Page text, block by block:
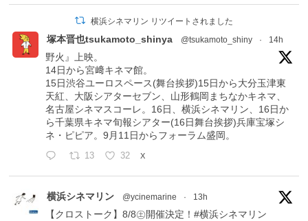
横浜シネマリン リツイートされました
塚本晋也tsukamoto_shinya @tsukamoto_shiny · 14h
野火』上映。
14日から宮﨑キネマ館。
15日渋谷ユーロスペース(舞台挨拶)15日から大分玉津東
天紅、大阪シアターセブン、山形鶴岡まちなかキネマ、
名古屋シネマスコーレ。16日、横浜シネマリン、16日か
ら千葉県キネマ旬報シアター(16日舞台挨拶)兵庫宝塚シ
ネ・ピピア。9月11日からフォーラム盛岡。
13 32 X
横浜シネマリン @ycinemarine · 13h
【クロストーク】8/8㊏開催決定！#横浜シネマリン